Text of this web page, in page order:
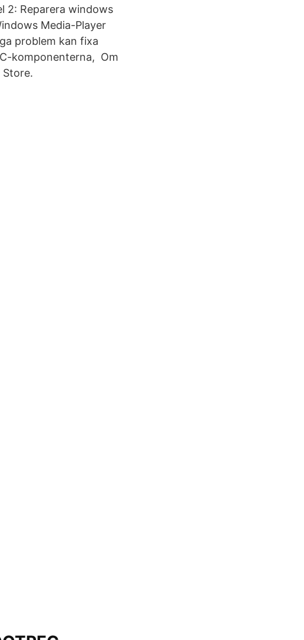
2: Reparera windows
Media-Player
problem kan fixa
komponenterna, Om